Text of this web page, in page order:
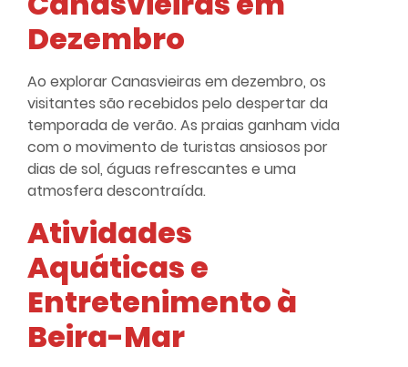
Dezembro
Ao explorar Canasvieiras em dezembro, os
visitantes são recebidos pelo despertar da
temporada de verão. As praias ganham vida
com o movimento de turistas ansiosos por
dias de sol, águas refrescantes e uma
atmosfera descontraída.
Atividades
Aquáticas e
Entretenimento à
Beira-Mar